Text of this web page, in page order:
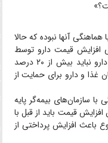
آنها نبوده که حالا
افزایش قیمت دارو توسط
سازمان غذا و دارو انجام می‌شود و بر اساس سرجمع تعرفه‌های امسال، میانگین قیمت دارو نباید بیش از ۲۰ درصد
به مراتب بیشتر از ۲۰ درصد است. سازمان غذا و دارو برای حمایت از
سازمان‌های بیمه‌گر پایه
قیمت باید از قبل با
باعث افزایش پرداختی از